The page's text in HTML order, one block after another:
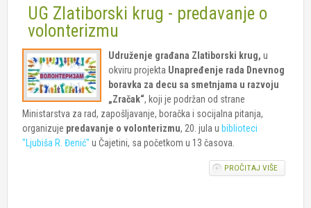
Volonteri
Foto
Kontakt
UG Zlatiborski krug - predavanje o
volonterizmu
Udruženje građana Zlatiborski krug, u
okviru projekta Unapređenje rada Dnevnog
boravka za decu sa smetnjama u razvoju
„Zračak“, koji je podržan od strane
Ministarstva za rad, zapošljavanje, boračka i socijalna pitanja,
organizuje predavanje o volonterizmu, 20. jula u biblioteci
"Ljubiša R. Đenić" u Čajetini, sa početkom u 13 časova.
PROČITAJ VIŠEO UG